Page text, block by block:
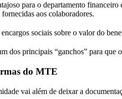
para o departamento
aos colaboradores.
sociais sobre o valor do
dos principais “ganchos” para que
do MTE
vai além de deixar a